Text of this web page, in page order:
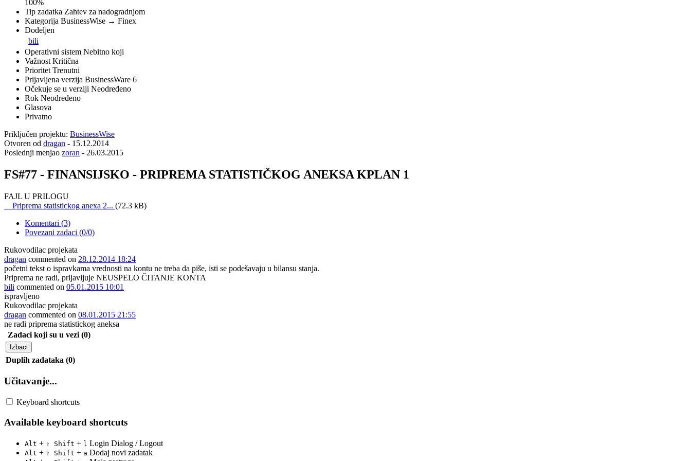
100%
Tip zadatka Zahtev za nadogradnjom
Kategorija BusinessWise → Finex
Dodeljen
bili
Operativni sistem Nebitno koji
Važnost Kritična
Prioritet Trenutni
Prijavljena verzija BusinessWare 6
Očekuje se u verziji Neodređeno
Rok Neodređeno
Glasova
Privatno
Priključen projektu: BusinessWise
Otvoren od dragan - 15.12.2014
Poslednji menjao zoran - 26.03.2015
FS#77 - FINANSIJSKO - PRIPREMA STATISTIČKOG ANEKSA KPLAN 1
FAJL U PRILOGU
Priprema statistickog anexa 2... (72.3 kB)
Komentari (3)
Povezani zadaci (0/0)
Rukovodilac projekata
dragan commented on 28.12.2014 18:24
početni tekst o ispravkama vrednosti na kontu ne treba da piše, isti se podešavaju u bilansu stanja.
Priprema ne radi, prijavljuje NEUSPELO ČITANJE KONTA
bili commented on 05.01.2015 10:01
ispravljeno
Rukovodilac projekata
dragan commented on 08.01.2015 21:55
ne radi priprema statistickog aneksa
Zadaci koji su u vezi (0)
Izbaci
Duplih zadataka (0)
Učitavanje...
Keyboard shortcuts
Available keyboard shortcuts
Alt + ⇧ Shift + l Login Dialog / Logout
Alt + ⇧ Shift + a Dodaj novi zadatak